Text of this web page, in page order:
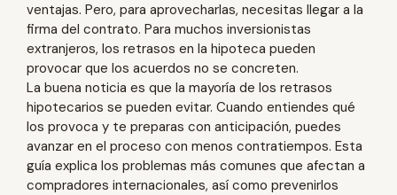
ventajas. Pero, para aprovecharlas, necesitas llegar a la
firma del contrato. Para muchos inversionistas
extranjeros, los retrasos en la hipoteca pueden
provocar que los acuerdos no se concreten.
La buena noticia es que la mayoría de los retrasos
hipotecarios se pueden evitar. Cuando entiendes qué
los provoca y te preparas con anticipación, puedes
avanzar en el proceso con menos contratiempos. Esta
guía explica los problemas más comunes que afectan a
compradores internacionales, así como prevenirlos